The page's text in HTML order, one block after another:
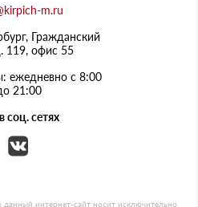
m.ru
Граждaнский
119, офис 55
ежедневно с 8:00
21:00
соц. сетях